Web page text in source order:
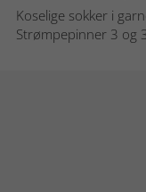
Koselige sokker i
Strømpepinner 3 og